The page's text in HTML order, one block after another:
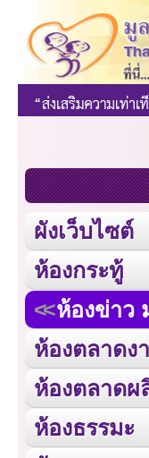
ผังเว็บไซต์
ห้องกระทู้
ห้องข่าว
ห้องตลาดง
ห้องตลาด
ห้องธรรมะ